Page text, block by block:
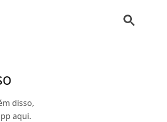
disso,
aqui.